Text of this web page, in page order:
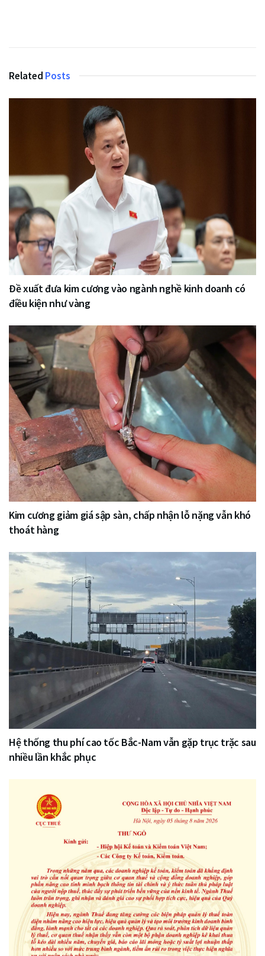
Related Posts
Đề xuất đưa kim cương vào ngành nghề kinh doanh có
điều kiện như vàng
Kim cương giảm giá sập sàn, chấp nhận lỗ nặng vẫn khó
thoát hàng
Hệ thống thu phí cao tốc Bắc-Nam vẫn gặp trục trặc sau
nhiều lần khắc phục